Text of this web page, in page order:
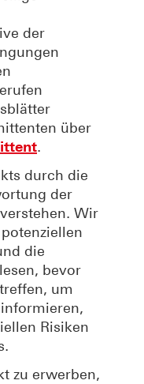
der
über
.
durch die
der
Wir
die
bevor
um
Risiken
zu erwerben,